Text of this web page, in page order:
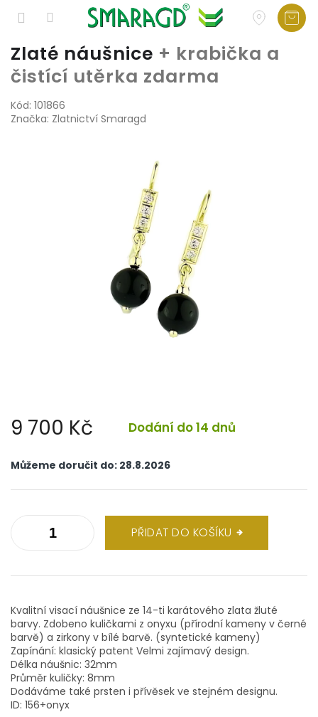
Přejít
na
obsah
Zlaté náušnice + krabička a
čistící utěrka zdarma
Kód: 101866
Značka: Zlatnictví Smaragd
9 700 Kč Dodání do 14 dnů
cena:
Můžeme doručit do: 28.8.2026
PŘIDAT DO KOŠÍKU
Kvalitní visací náušnice ze 14-ti karátového zlata žluté
barvy. Zdobeno kuličkami z onyxu (přírodní kameny v černé
barvě) a zirkony v bílé barvě. (syntetické kameny)
Zapínání: klasický patent Velmi zajímavý design.
Délka náušnic: 32mm
Průměr kuličky: 8mm
Dodáváme také prsten i přívěsek ve stejném designu.
ID: 156+onyx